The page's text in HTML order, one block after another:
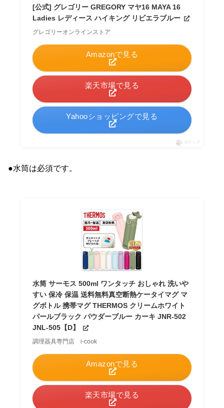
[公式] グレゴリー GREGORY マヤ16 MAYA 16
Ladies レディース ハイキング リビエラブルー
グレゴリーオンラインストア
Amazonで見る
楽天市場で見る
Yahooショッピングで見る
ポチップ
●水筒は必須です。
水筒 サーモス 500ml ワンタッチ おしゃれ 洗いや
すい 保冷 保温 送料無料真空断熱ケータイマグ マ
グボトル 携帯マグ THERMOS クリームホワイト
パールブラック パウダーブルー カーキ JNR-502
JNL-505【D】
調理器具専門店 i-cook
Amazonで見る
楽天市場で見る